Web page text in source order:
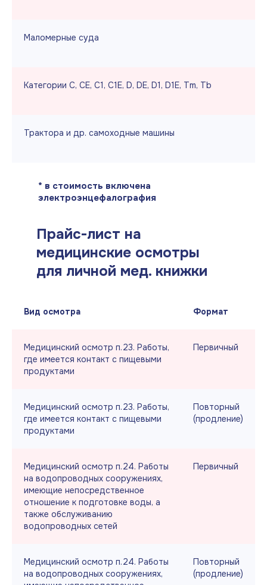
Маломерные суда
Категории С, СЕ, С1, С1Е, D, DЕ, D1, D1Е, Tm, Tb
Трактора и др. самоходные машины
* в стоимость включена
электроэнцефалография
Прайс-лист на
медицинские осмотры
для личной мед. книжки
Вид осмотра Формат
Медицинский осмотр п.23. Работы,
где имеется контакт с пищевыми
продуктами
Первичный
Медицинский осмотр п.23. Работы,
где имеется контакт с пищевыми
продуктами
Повторный
(продление)
Медицинский осмотр п.24. Работы
на водопроводных сооружениях,
имеющие непосредственное
отношение к подготовке воды, а
также обслуживанию
водопроводных сетей
Первичный
Медицинский осмотр п.24. Работы
на водопроводных сооружениях,
Повторный
(продление)